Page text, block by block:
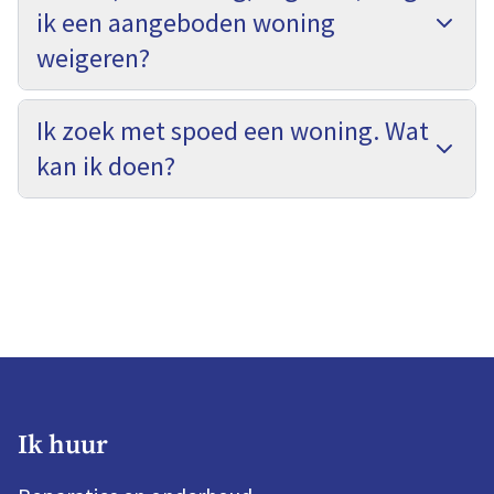
ik een aangeboden woning
weigeren?
Ik zoek met spoed een woning. Wat
kan ik doen?
Ik huur